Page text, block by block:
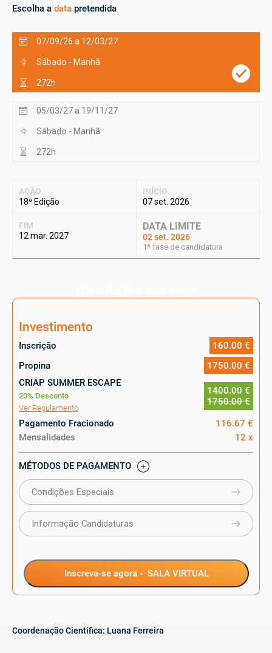
Escolha a data pretendida
07/09/26 a 12/03/27
Sábado - Manhã
272h
05/03/27 a 19/11/27
Sábado - Manhã
272h
AÇÃO
18ª Edição
INÍCIO
07 set. 2026
FIM
12 mar. 2027
DATA LIMITE
02 set. 2026
1ª fase de candidatura
Investimento
Inscrição
160.00 €
Propina
1750.00 €
CRIAP SUMMER ESCAPE
20% Desconto
Ver Regulamento
1400.00 €
1750.00 €
Pagamento Fracionado
116.67 €
Mensalidades
12 x
MÉTODOS DE PAGAMENTO
Condições Especiais
Informação Candidaturas
Inscreva-se agora - SALA VIRTUAL
Coordenação Científica: Luana Ferreira